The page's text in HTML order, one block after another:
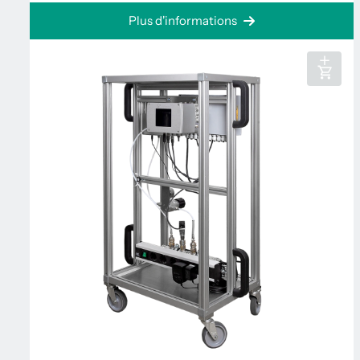
Plus d'informations